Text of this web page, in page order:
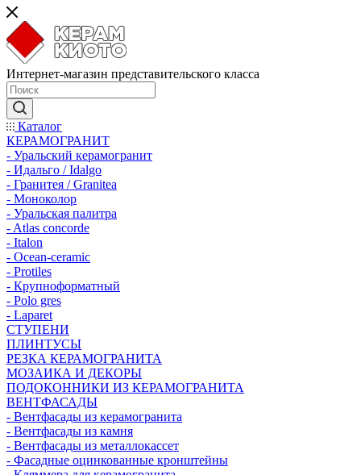
Интернет-магазин представительского класса
Каталог
КЕРАМОГРАНИТ
- Уральский керамогранит
- Идальго / Idalgo
- Гранитея / Granitea
- Моноколор
- Уральская палитра
- Atlas concorde
- Italon
- Ocean-ceramic
- Protiles
- Крупноформатный
- Polo gres
- Laparet
СТУПЕНИ
ПЛИНТУСЫ
РЕЗКА КЕРАМОГРАНИТА
МОЗАИКА И ДЕКОРЫ
ПОДОКОННИКИ ИЗ КЕРАМОГРАНИТА
ВЕНТФАСАДЫ
- Вентфасады из керамогранита
- Вентфасады из камня
- Вентфасады из металлокассет
- Фасадные оцинкованные кронштейны